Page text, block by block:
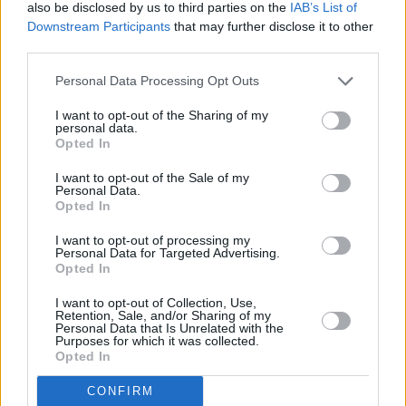
also be disclosed by us to third parties on the IAB’s List of
Downstream Participants that may further disclose it to other
Personal Data Processing Opt Outs
I want to opt-out of the Sharing of my
personal data.
Opted In
I want to opt-out of the Sale of my
Personal Data.
Opted In
I want to opt-out of processing my
Personal Data for Targeted Advertising.
Opted In
I want to opt-out of Collection, Use,
Retention, Sale, and/or Sharing of my
Personal Data that Is Unrelated with the
Purposes for which it was collected.
Opted In
CONFIRM
βραβευτεί ως top job creator
το 2014
Ο επιχειρηματίας Χρήστος Παπαδημητρίου
βραβεύτηκε από την Εndeavor ως top job
creator του 2014. Η Endeavor Greece είναι το
κερδοσκοπικού οργανισμού Εndeavor που
επιλέγει και στηρίζει τους πιο υποσχόμενους
επιχειρηματίες στον κόσμο.
λειτουργία του το 1997 όταν η Linda
Rottenberg και ο Peter Kellner αποφάσισαν
να φτιάξουν ένα μη κερδοσκοπικό δίκτυο
στήριξης εταιρειών φτιαγμένο για να